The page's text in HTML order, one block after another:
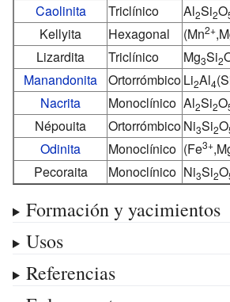
Caolinita Triclínico Al2Si2O
Kellyita Hexagonal (Mn2+
Lizardita Triclínico Mg3Si2
Manandonita OrtorrómbicoLi2Al4
Nacrita Monoclínico Al2Si2O
Népouita OrtorrómbicoNi3Si2O
Odinita Monoclínico (Fe3+
Pecoraita
Monoclínico Ni3Si2O
Formación y yacimientos
Usos
Referencias